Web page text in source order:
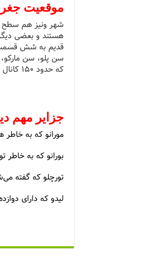
موقعیت
هستند و بعضی
قدیم به شش قسمت
سن پلو، سن مارکو،
که حدود ۱۵۰ کانال کوچکتر را به هم وصل می‌کند.
جزایر مهم
مورانو که به
بورانو که به
تورچلو که گفته
لیدو که دارای